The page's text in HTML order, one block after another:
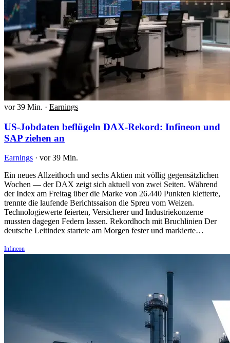
vor 39 Min. · Earnings
US-Jobdaten beflügeln DAX-Rekord: Infineon und
SAP ziehen an
Earnings · vor 39 Min.
Ein neues Allzeithoch und sechs Aktien mit völlig gegensätzlichen
Wochen — der DAX zeigt sich aktuell von zwei Seiten. Während
der Index am Freitag über die Marke von 26.440 Punkten kletterte,
trennte die laufende Berichtssaison die Spreu vom Weizen.
Technologiewerte feierten, Versicherer und Industriekonzerne
mussten dagegen Federn lassen. Rekordhoch mit Bruchlinien Der
deutsche Leitindex startete am Morgen fester und markierte…
Infineon